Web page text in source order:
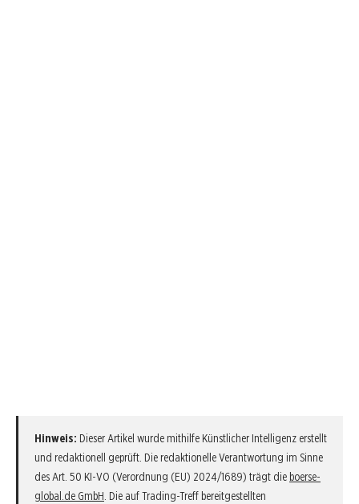
Hinweis: Dieser Artikel wurde mithilfe Künstlicher Intelligenz erstellt
und redaktionell geprüft. Die redaktionelle Verantwortung im Sinne
des Art. 50 KI-VO (Verordnung (EU) 2024/1689) trägt die boerse-
global.de GmbH. Die auf Trading-Treff bereitgestellten